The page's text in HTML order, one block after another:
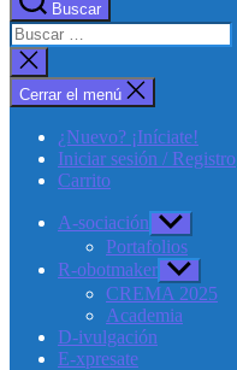
Buscar
Buscar:
Cerrar
la
búsqueda
Cerrar el menú
¿Nuevo? ¡Iníciate!
Iniciar sesión / Registro
Carrito
A-sociación Mostrar
el
submenú
Portafolios
R-obotmaker Mostrar
el
submenú
CREMA 2025
Academia
D-ivulgación
E-xpresate